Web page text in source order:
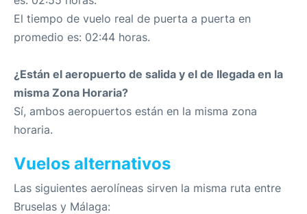
El tiempo de vuelo real de puerta a puerta en
promedio es: 02:44 horas.
¿Están el aeropuerto de salida y el de llegada en la
misma Zona Horaria?
Sí, ambos aeropuertos están en la misma zona
horaria.
Vuelos alternativos
Las siguientes aerolíneas sirven la misma ruta entre
Bruselas y Málaga: